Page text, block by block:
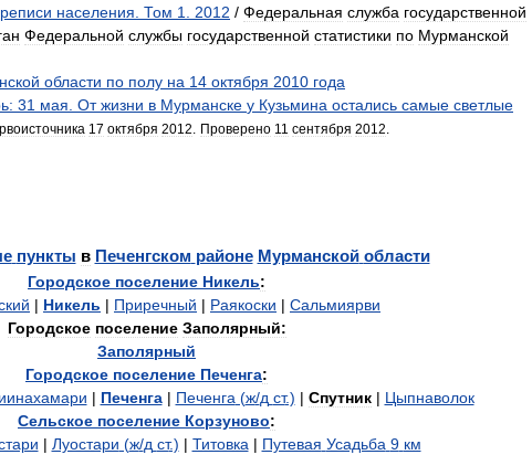
населения. Том 1. 2012 / Федеральная служба государственной
Федеральной службы государственной статистики по Мурманской
области по полу на 14 октября 2010 года
31 мая. От жизни в Мурманске у Кузьмина остались самые светлые
17 октября 2012 Проверено 11 сентября 2012
пункты в Печенгском районе Мурманской области
Городское поселение Никель:
| Никель | Приречный | Раякоски | Сальмиярви
Городское поселение Заполярный:
Заполярный
Городское поселение Печенга:
| Печенга| Печенга(ж/д ст.) | Спутник| Цыпнаволок
Сельское поселение Корзуново:
| Луостари (ж/д ст.) | Титовка| Путевая Усадьба 9 км